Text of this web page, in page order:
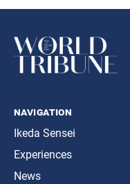
navigation
Ikeda Sensei
Experiences
News